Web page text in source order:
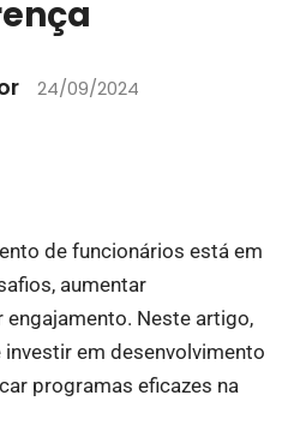
24/09/2024
de funcionários está em
aumentar
Neste artigo,
em desenvolvimento
programas eficazes na